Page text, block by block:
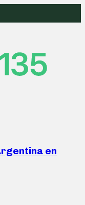
en